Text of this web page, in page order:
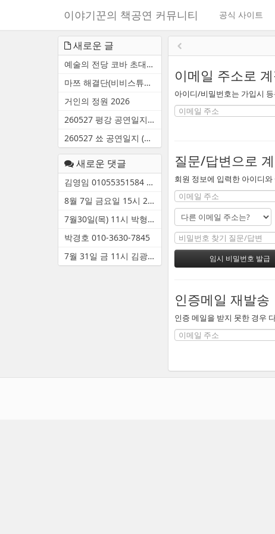
뉴
토
글
하
기
이야기꾼의 책공연 커뮤니티 공식 사이트
이메일 주소로
아이디/비밀번호는 가입시
질문/답변으로
회원 정보에 입력한 아이디
인증메일 재발송
인증 메일을 받지 못한 경우
새로운 글
예술의 전당 코바 초대명단
마쯔 해결단(비비스튜디오)
거인의 정원 2026
260527 평강 공연일지 (수원광...
260527 쑈 공연일지 (수원광교...
새로운 댓글
김영임 01055351584 거동이 불...
8월 7일 금요일 15시 2장 김종...
7월30일(목) 11시 박형욱 010-...
박경호 010-3630-7845
7월 31일 금 11시 김광택 010-...